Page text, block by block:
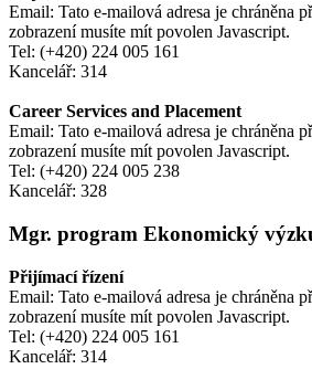
Email: Tato e-mailová adresa je chráněna
zobrazení musíte mít povolen Javascript.
Tel: (+420) 224 005 161
Kancelář: 314
Career Services and Placement
Email: Tato e-mailová adresa je chráněna
zobrazení musíte mít povolen Javascript.
Tel: (+420) 224 005 238
Kancelář: 328
Mgr. program Ekonomický
Přijímací řízení
Email: Tato e-mailová adresa je chráněna
zobrazení musíte mít povolen Javascript.
Tel: (+420) 224 005 161
Kancelář: 314